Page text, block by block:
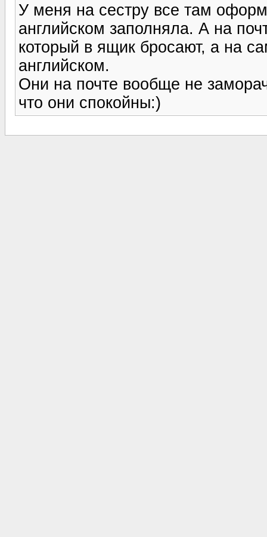
У меня на сестру все там
английском заполняла. А на
который в ящик бросают, а на
английском.
Они на почте вообще не
что они спокойны:)